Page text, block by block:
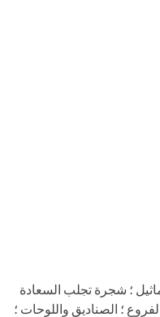
؛ شجرة تجلب السعادة
؛ الصناديق واللوحات ؛